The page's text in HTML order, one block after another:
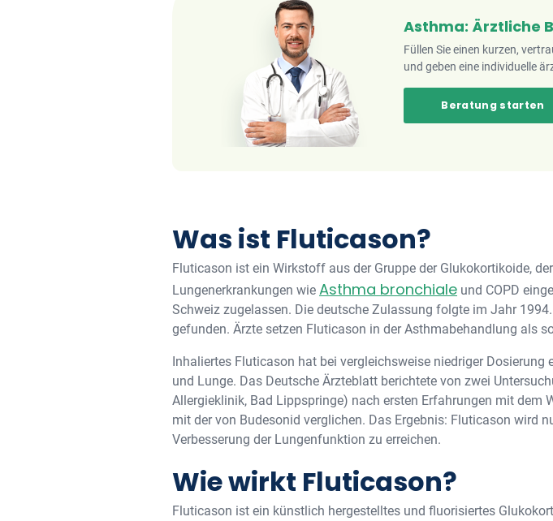
Asthma: Ärztliche
Füllen Sie einen kurzen,
und geben eine individuelle
Beratung starten
Was ist Fluticason?
Fluticason ist ein Wirkstoff aus der Gruppe der Glukokortikoide,
Lungenerkrankungen wie Asthma bronchiale und COPD
Schweiz zugelassen. Die deutsche Zulassung folgte im Jahr
gefunden. Ärzte setzen Fluticason in der Asthmabehandlung als
Inhaliertes Fluticason hat bei vergleichsweise niedriger
und Lunge. Das Deutsche Ärzteblatt berichtete von zwei
Allergieklinik, Bad Lippspringe) nach ersten Erfahrungen mit
mit der von Budesonid verglichen. Das Ergebnis: Fluticason wird
Verbesserung der Lungenfunktion zu erreichen.
Wie wirkt Fluticason?
Fluticason ist ein künstlich hergestelltes und fluorisiertes